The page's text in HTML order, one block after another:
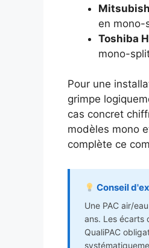
en mono-
Toshiba
mono-
Pour une
grimpe
cas concret
modèles mono
complète ce
Conseil
Une PAC air/
ans. Les écarts
QualiPAC